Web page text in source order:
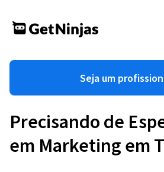
Seja um
Precisando de
em Marketing em